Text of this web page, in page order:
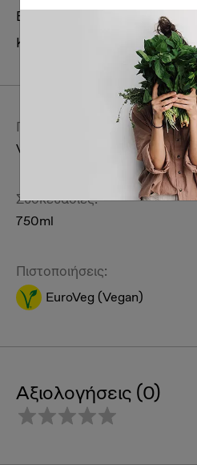
Brand: Lyrarakis Wines
Κατηγορία: Ροφήματα / Ποτά
Περιγραφή:
Vegan ερυθρός ξηρός οίνος.
Συσκευασίες:
750ml
Πιστοποιήσεις:
EuroVeg (Vegan)
Αξιολογήσεις (0)